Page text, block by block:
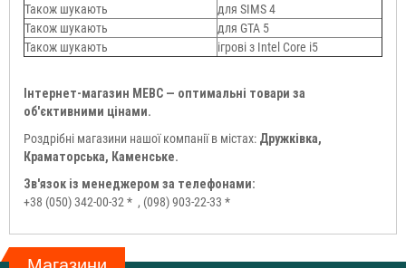
Також шукають
для SIMS 4
Також шукають
для GTA 5
Також шукають
ігрові з Intel Core i5
Інтернет-магазин МЕВС — оптимальні товари за
об'єктивними цінами.
Роздрібні магазини нашої компанії в містах: Дружківка,
Краматорська, Каменське.
Зв'язок із менеджером за телефонами:
+38 (050) 342-00-32 * , (098) 903-22-33 *